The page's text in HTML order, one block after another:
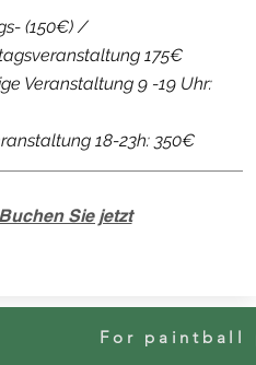
(150€) /
175€
Veranstaltung 9 -19 Uhr:
18-23h: 350€
Buchen Sie jetzt
For paintball